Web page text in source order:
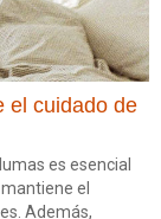
el cuidado de
es esencial
el
Además,